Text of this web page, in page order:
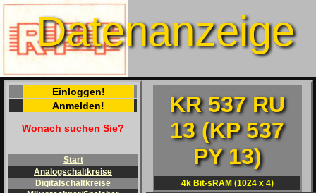
Datenanzeige
Einloggen!
Anmelden!
Wonach suchen Sie?
Start
Analogschaltkreise
Digitalschaltkreise
KR 537 RU
13 (KP 537
PY 13)
4k Bit-sRAM (1024 x 4)